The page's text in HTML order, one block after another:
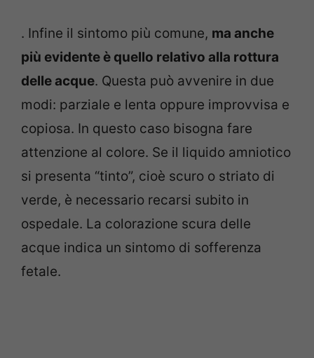
. Infine il sintomo più comune, ma anche
più evidente è quello relativo alla rottura
delle acque. Questa può avvenire in due
modi: parziale e lenta oppure improvvisa e
copiosa. In questo caso bisogna fare
attenzione al colore. Se il liquido amniotico
si presenta “tinto”, cioè scuro o striato di
verde, è necessario recarsi subito in
ospedale. La colorazione scura delle
acque indica un sintomo di sofferenza
fetale.